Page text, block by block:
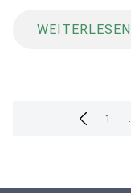
WEITERLESEN
1